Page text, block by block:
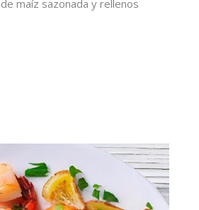
maíz sazonada y rellenos